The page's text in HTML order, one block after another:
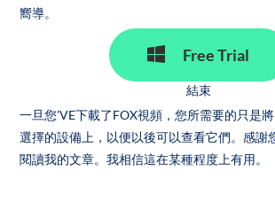
嚮導。
Free Trial
結束
一旦您'VE下載了FOX視頻，您所需要的只是
選擇的設備上，以便以後可以查看它們。感謝
閱讀我的文章。我相信這在某種程度上有用。